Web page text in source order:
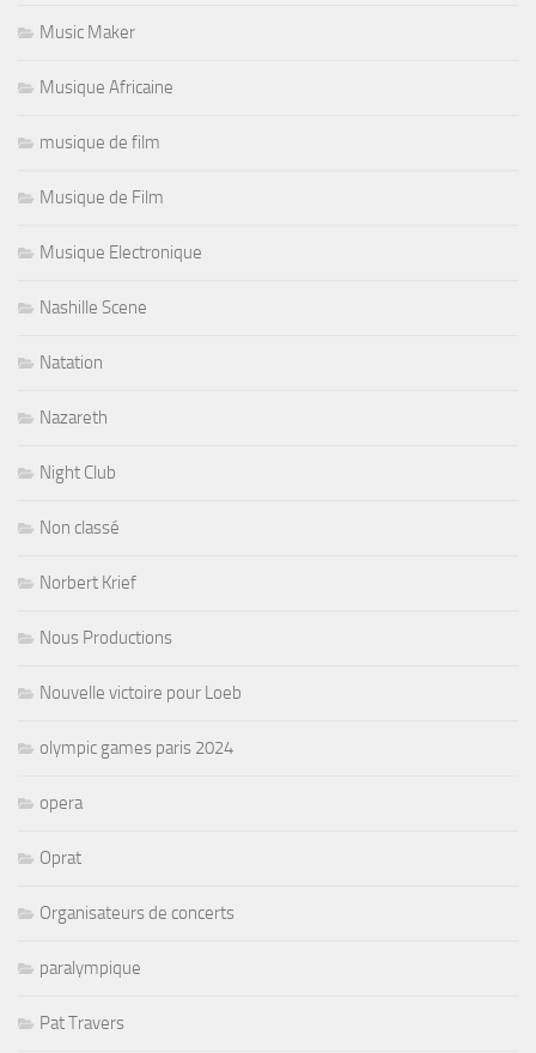
Music Maker
Musique Africaine
musique de film
Musique de Film
Musique Electronique
Nashille Scene
Natation
Nazareth
Night Club
Non classé
Norbert Krief
Nous Productions
Nouvelle victoire pour Loeb
olympic games paris 2024
opera
Oprat
Organisateurs de concerts
paralympique
Pat Travers